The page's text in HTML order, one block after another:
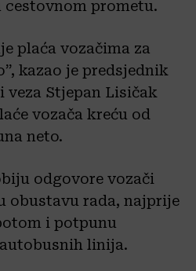
prometu.
plaća vozačima za
kazao je predsjednik
veza Stjepan Lisičak
vozača kreću od
neto.
odgovore vozači
obustavu rada, najprije
i potpunu
linija.